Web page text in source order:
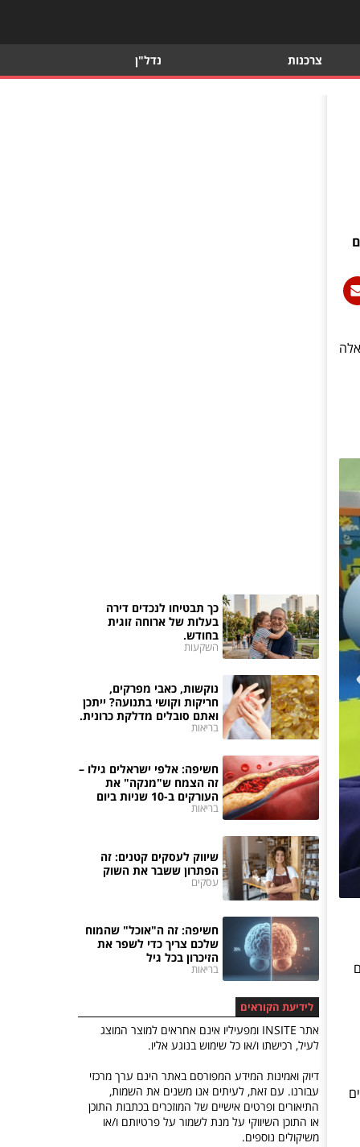
צרכנות נדל"ן
כך תבטיחו לנכדים דירה
בעלות של ארוחה זוגית
בחודש.
השקעות
נוקשות, כאבי מפרקים,
חריקות וקושי בתנועה? ייתכן
ואתם סובלים מדלקת כרונית.
בריאות
חשיפה: אלפי ישראלים גילו –
זה הצמח ש"מנקה" את
העורקים ב-10 שניות ביום
בריאות
שיווק לעסקים קטנים: זה
הפתרון ששבר את השוק
עסקים
חשיפה: זה ה"אוכל" שהמוח
שלכם צריך כדי לשפר את
הזיכרון בכל גיל
בריאות
לידיעת הקוראים
אתר INSITE ומפעיליו אינם אחראים למוצר המוצג
לעיל, רכישתו ו/או כל שימוש בנוגע אליו.
דיוק ואמינות המידע המפורסם באתר הינם ערך מרכזי
עבורנו. עם זאת, לעיתים אנו משנים את השמות,
התיאורים ופרטים אישיים של המוזכרים בכתבות התוכן
או התוכן השיווקי על מנת לשמור על פרטיותם ו/או
משיקולים נוספים.